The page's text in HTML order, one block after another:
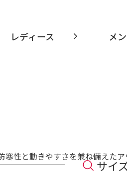
レディース メ
性と動きやすさを兼ね備えたア
サイ